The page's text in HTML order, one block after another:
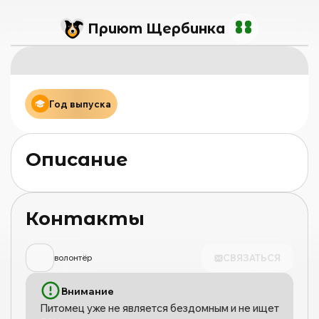
Приют Щербинка
Описание
Контакты
волонтёр СВЯЗАТЬСЯ
Внимание
Питомец уже не является бездомным и не ищет
Год выпуска